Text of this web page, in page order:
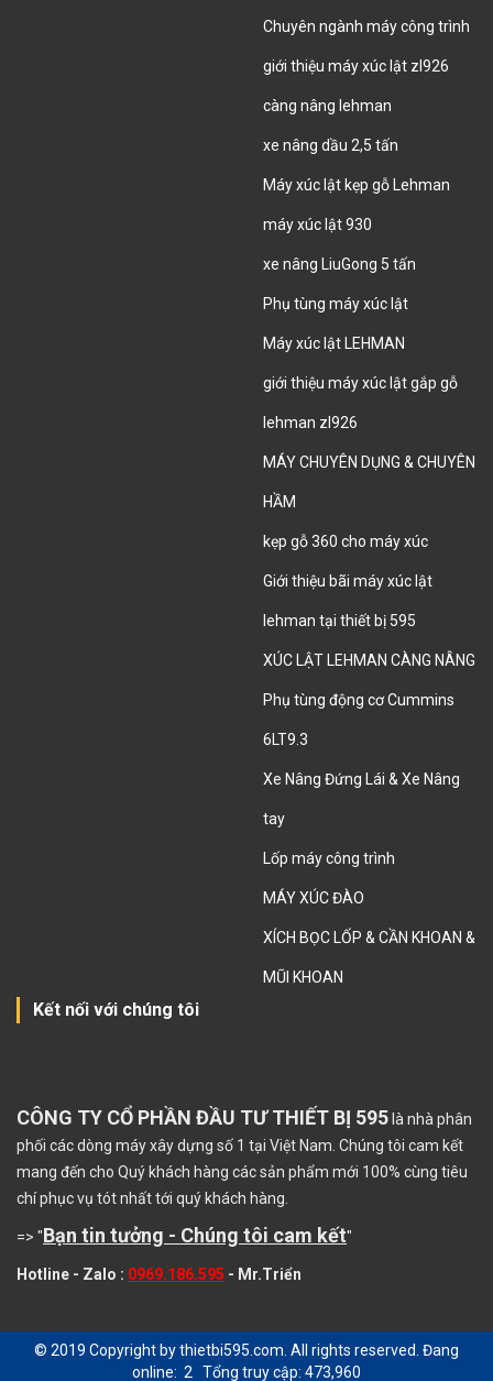
Chuyên ngành máy công trình
giới thiệu máy xúc lật zl926
càng nâng lehman
xe nâng dầu 2,5 tấn
Máy xúc lật kẹp gỗ Lehman
máy xúc lật 930
xe nâng LiuGong 5 tấn
Phụ tùng máy xúc lật
Máy xúc lật LEHMAN
giới thiệu máy xúc lật gắp gỗ
lehman zl926
MÁY CHUYÊN DỤNG & CHUYÊN
HẦM
kẹp gỗ 360 cho máy xúc
Giới thiệu bãi máy xúc lật
lehman tại thiết bị 595
XÚC LẬT LEHMAN CÀNG NÂNG
Phụ tùng động cơ Cummins
6LT9.3
Xe Nâng Đứng Lái & Xe Nâng
tay
Lốp máy công trình
MÁY XÚC ĐÀO
XÍCH BỌC LỐP & CẦN KHOAN &
MŨI KHOAN
Kết nối với chúng tôi
CÔNG TY CỔ PHẦN ĐẦU TƯ THIẾT BỊ 595 là nhà phân
phối các dòng máy xây dựng số 1 tại Việt Nam. Chúng tôi cam kết
mang đến cho Quý khách hàng các sản phẩm mới 100% cùng tiêu
chí phục vụ tót nhất tới quý khách hàng.
=> "Bạn tin tưởng - Chúng tôi cam kết"
Hotline - Zalo : 0969.186.595 - Mr.Triển
© 2019 Copyright by thietbi595.com. All rights reserved. Đang
online: 2 Tổng truy cập: 473,960